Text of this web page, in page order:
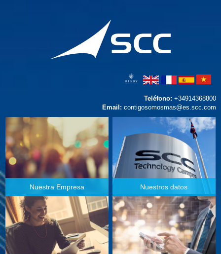
Teléfono: +34914368800
Email: contigosomosmas@es.scc.com
Nuestra Empresa Nuestros datos